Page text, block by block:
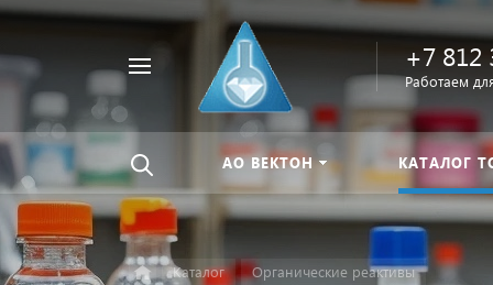
Найти
Например,
+7 812
Работаем
АО ВЕКТОН КАТАЛОГ
Каталог Органические реактивы